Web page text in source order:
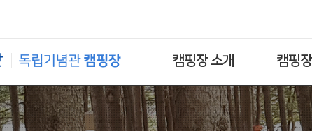
캠핑장 소개 캠핑